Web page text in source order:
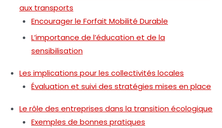
aux transports
Encourager le Forfait Mobilité Durable
L’importance de l’éducation et de la
sensibilisation
Les implications pour les collectivités locales
Évaluation et suivi des stratégies mises en place
Le rôle des entreprises dans la transition écologique
Exemples de bonnes pratiques